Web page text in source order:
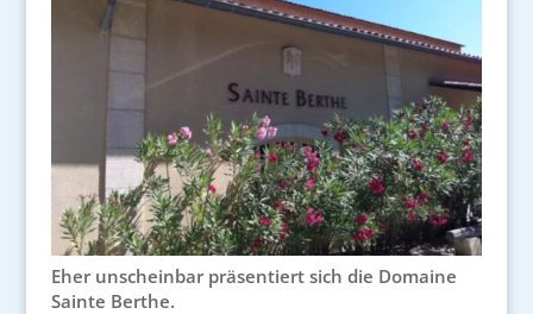
Eher unscheinbar präsentiert sich die Domaine
Sainte Berthe.